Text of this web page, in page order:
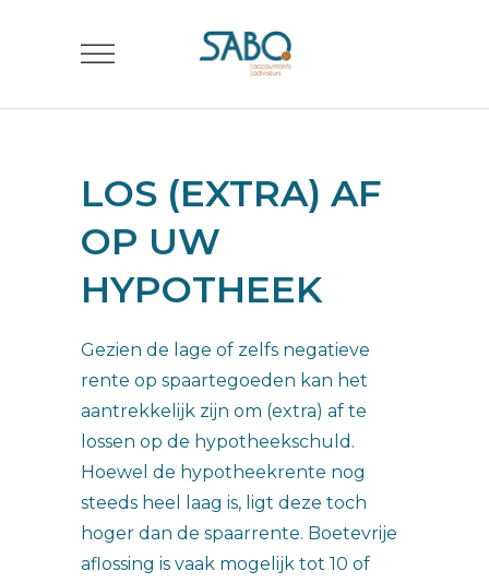
LOS (EXTRA) AF
OP UW
HYPOTHEEK
Gezien de lage of zelfs negatieve
rente op spaartegoeden kan het
aantrekkelijk zijn om (extra) af te
lossen op de hypotheekschuld.
Hoewel de hypotheekrente nog
steeds heel laag is, ligt deze toch
hoger dan de spaarrente. Boetevrije
aflossing is vaak mogelijk tot 10 of